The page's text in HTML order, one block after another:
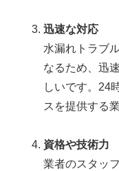
迅速な対応
水漏れトラブ
なるため、迅
しいです。24
スを提供する
資格や技術力
業者のスタッ